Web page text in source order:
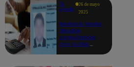
Te
ayudo
26 de mayo
2025
Revisa si tienes
deudas
consultando
con tu DNI: